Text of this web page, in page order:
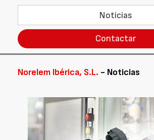
Noticias
Contactar
Norelem Ibérica, S.L. - Noticias